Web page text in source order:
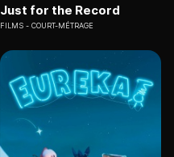
Just for the Record
FILMS COURT-MÉTRAGE